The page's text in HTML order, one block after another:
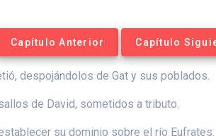
Capítulo Anterior Capítulo
despojándolos de Gat y sus poblados.
de David, sometidos a tributo.
su dominio sobre el río Eufrates.